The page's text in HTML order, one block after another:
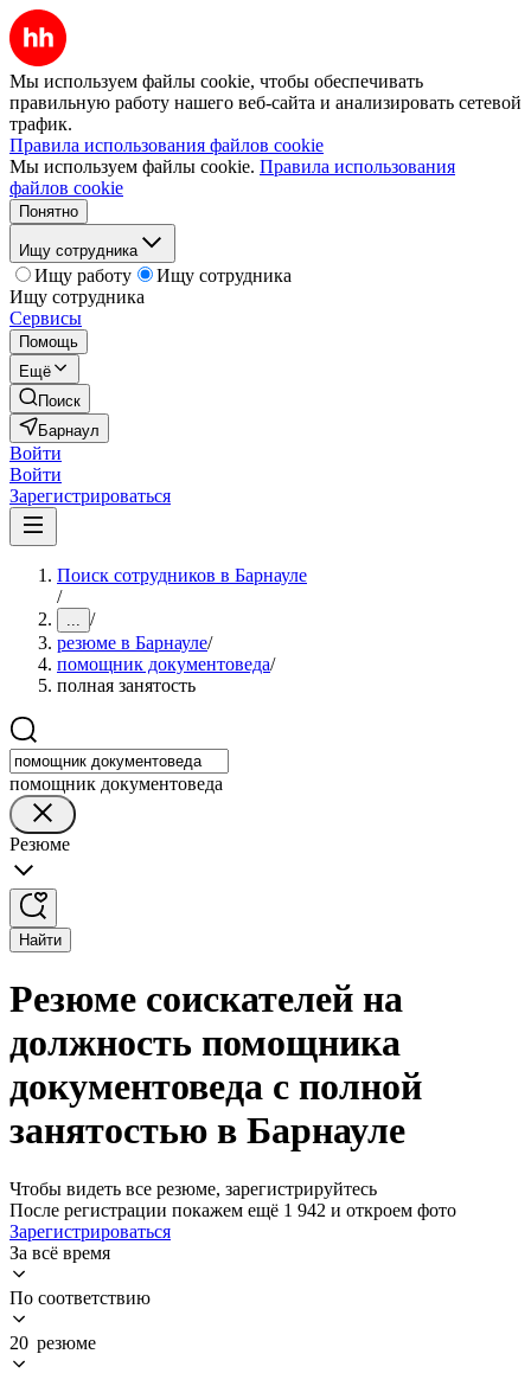
Мы используем файлы cookie, чтобы обеспечивать
правильную работу нашего веб-сайта и анализировать сетевой
трафик.
Правила использования файлов cookie
Мы используем файлы cookie. Правила использования
файлов cookie
Понятно
Ищу сотрудника
Ищу работу
Ищу сотрудника
Ищу сотрудника
Сервисы
Помощь
Ещё
Поиск
Барнаул
Войти
Войти
Зарегистрироваться
Поиск сотрудников в Барнауле
/
... /
резюме в Барнауле/
помощник документоведа/
полная занятость
помощник документоведа
Резюме
Найти
Резюме соискателей на
должность помощника
документоведа с полной
занятостью в Барнауле
Чтобы видеть все резюме, зарегистрируйтесь
После регистрации покажем ещё 1 942 и откроем фото
Зарегистрироваться
За всё время
По соответствию
20 резюме